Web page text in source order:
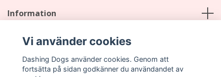
Information
Sociala medier
Vi använder cookies
Dashing Dogs använder cookies. Genom att
fortsätta på sidan godkänner du användandet av